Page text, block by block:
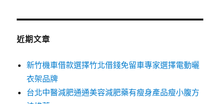
鍵
近期文章
新竹機車借款選擇竹北借錢免留車專家選擇電動曬
衣架品牌
台北中醫減肥通通美容減肥藥有瘦身產品瘦小腹方